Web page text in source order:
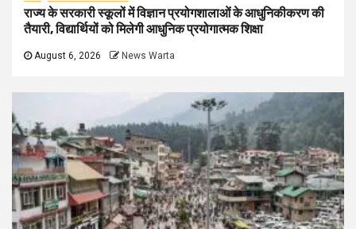
राज्य के सरकारी स्कूलों में विज्ञान प्रयोगशालाओं के आधुनिकीकरण की
तैयारी, विद्यार्थियों को मिलेगी आधुनिक प्रयोगात्मक शिक्षा
August 6, 2026 News Warta